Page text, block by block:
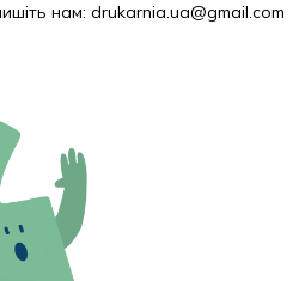
нам: drukarnia.ua@gmail.com